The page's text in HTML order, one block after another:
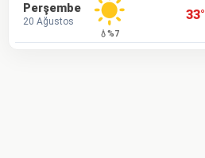
Perşembe
20 Ağustos
💧%7
33°